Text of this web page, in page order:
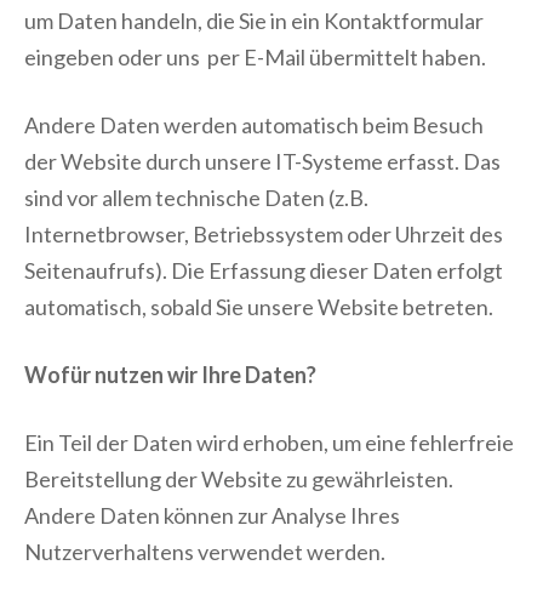
um Daten handeln, die Sie in ein Kontaktformular
eingeben oder uns per E-Mail übermittelt haben.
Andere Daten werden automatisch beim Besuch
der Website durch unsere IT-Systeme erfasst. Das
sind vor allem technische Daten (z.B.
Internetbrowser, Betriebssystem oder Uhrzeit des
Seitenaufrufs). Die Erfassung dieser Daten erfolgt
automatisch, sobald Sie unsere Website betreten.
Wofür nutzen wir Ihre Daten?
Ein Teil der Daten wird erhoben, um eine fehlerfreie
Bereitstellung der Website zu gewährleisten.
Andere Daten können zur Analyse Ihres
Nutzerverhaltens verwendet werden.